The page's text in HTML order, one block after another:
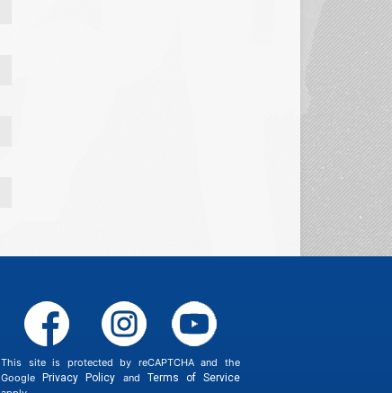
This site is protected by reCAPTCHA and the
Google
Privacy Policy and Terms of Service